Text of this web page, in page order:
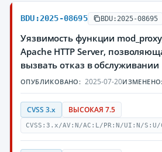
BDU:2025-08695 BDU:2025-08695
Уязвимость функции
Apache HTTP Server,
вызвать отказ в обслуживании
ОПУБЛИКОВАНО: 2025-07-20ИЗМЕНЕНО:
CVSS 3.x ВЫСОКАЯ 7.5
CVSS:3.x/AV:N/AC:L/PR:N/UI:N/